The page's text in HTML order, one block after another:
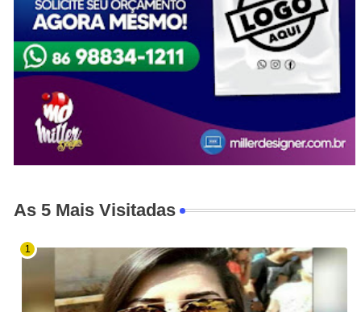
As 5 Mais Visitadas